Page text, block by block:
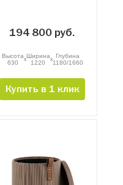
194 800 руб.
Высота
630
xШирина
1220
x Глубина
1180/1660
Купить в 1 клик